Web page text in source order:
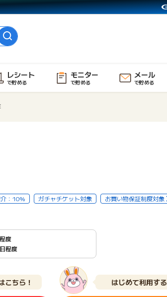
レシート
で貯める
モニター
で貯める
メール
で貯める
：10% ガチャチケット対象
お買い物保証制度対象
度
程度
こちら！ はじめて利用す